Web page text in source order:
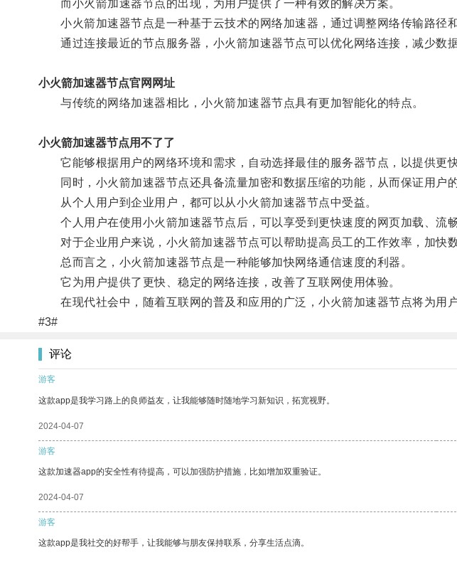
而小火箭加速器节点的出现，为用户提供了一种有效的解决方案。
小火箭加速器节点是一种基于云技术的网络加速器，通过调整网络传输路径
通过连接最近的节点服务器，小火箭加速器节点可以优化网络连接，减少数
小火箭加速器节点官网网址
与传统的网络加速器相比，小火箭加速器节点具有更加智能化的特点。
小火箭加速器节点用不了了
它能够根据用户的网络环境和需求，自动选择最佳的服务器节点，以提供更快
同时，小火箭加速器节点还具备流量加密和数据压缩的功能，从而保证用户的
从个人用户到企业用户，都可以从小火箭加速器节点中受益。
个人用户在使用小火箭加速器节点后，可以享受到更快速度的网页加载、流畅
对于企业用户来说，小火箭加速器节点可以帮助提高员工的工作效率，加快数
总而言之，小火箭加速器节点是一种能够加快网络通信速度的利器。
它为用户提供了更快、稳定的网络连接，改善了互联网使用体验。
在现代社会中，随着互联网的普及和应用的广泛，小火箭加速器节点将为用
#3#
评论
游客
这款app是我学习路上的良师益友，让我能够随时随地学习新知识，拓宽视野。
2024-04-07
游客
这款加速器app的安全性有待提高，可以加强防护措施，比如增加双重验证。
2024-04-07
游客
这款app是我社交的好帮手，让我能够与朋友保持联系，分享生活点滴。